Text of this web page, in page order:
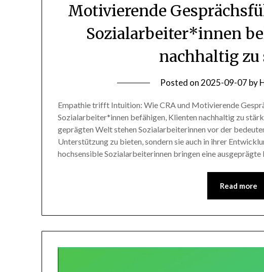
Motivierende
Sozialarbeiter*innen
nachhaltig zu
Posted on 2025-09-07 by
Empathie trifft Intuition: Wie CRA und Motivierende
Sozialarbeiter*innen befähigen, Klienten nachhaltig zu
geprägten Welt stehen Sozialarbeiterinnen vor der
Unterstützung zu bieten, sondern sie auch in ihrer
hochsensible Sozialarbeiterinnen bringen eine ausgeprägte
Read more